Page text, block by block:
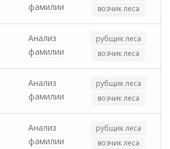
фамилии
возчик леса
Анализ
фамилии
рубщик леса
возчик леса
Анализ
фамилии
рубщик леса
возчик леса
Анализ
фамилии
рубщик леса
возчик леса